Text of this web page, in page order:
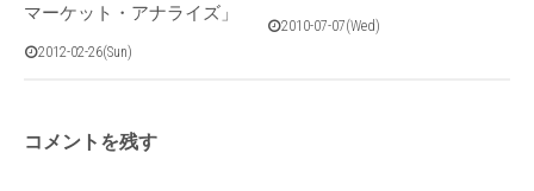
マーケット・アナライズ」
2012-02-26(Sun)
2010-07-07(Wed)
コメントを残す